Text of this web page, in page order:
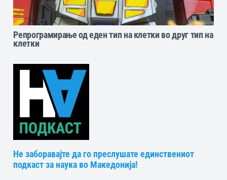
Репрограмирање од еден тип на клетки во друг тип на
клетки
Не заборавајте да го преслушате единствениот
подкаст за наука во Македонија!